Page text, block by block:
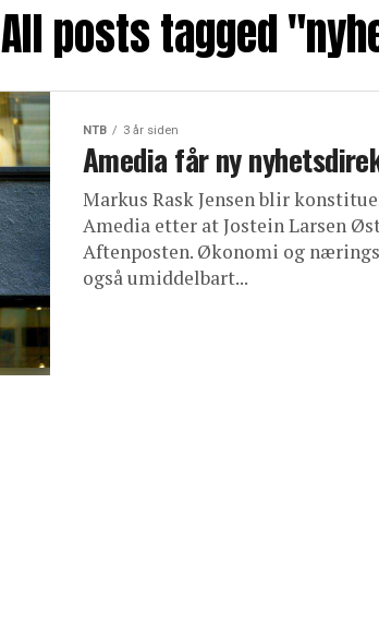
All posts tagged
NTB 3 år siden
Amedia får ny
Markus Rask Jensen blir
Amedia etter at Jostein Larsen
Aftenposten. Økonomi og
også umiddelbart...